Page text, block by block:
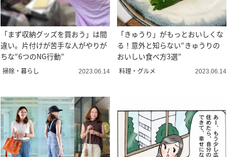
「まず収納グッズを買おう」は間
違い。片付けが苦手な人がやりが
ちな“6つのNG行動”
掃除・暮らし 2023.06.14
「きゅうり」がもっとおいしくな
る！意外と知らない“きゅうりの
おいしい食べ方3選”
料理・グルメ 2023.06.14